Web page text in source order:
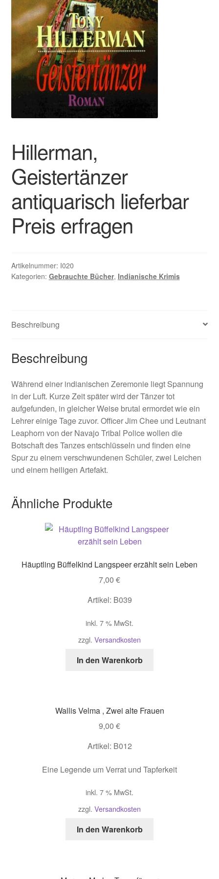
Hillerman,
Geistertänzer
antiquarisch lieferbar
Preis erfragen
Artikelnummer: I020
Kategorien: Gebrauchte Bücher, Indianische Krimis
Beschreibung
Beschreibung
Während einer indianischen Zeremonie liegt Spannung
in der Luft. Kurze Zeit später wird der Tänzer tot
aufgefunden, in gleicher Weise brutal ermordet wie ein
Lehrer einige Tage zuvor. Officer Jim Chee und Leutnant
Leaphorn von der Navajo Tribal Police wollen die
Botschaft des Tanzes entschlüsseln und finden eine
Spur zu einem verschwundenen Schüler, zwei Leichen
und einem heiligen Artefakt.
Ähnliche Produkte
Häuptling Büffelkind Langspeer erzählt sein Leben
7,00 €
Artikel: B039
inkl. 7 % MwSt.
zzgl. Versandkosten
In den Warenkorb
Wallis Velma , Zwei alte Frauen
9,00 €
Artikel: B012
Eine Legende um Verrat und Tapferkeit
inkl. 7 % MwSt.
zzgl. Versandkosten
In den Warenkorb